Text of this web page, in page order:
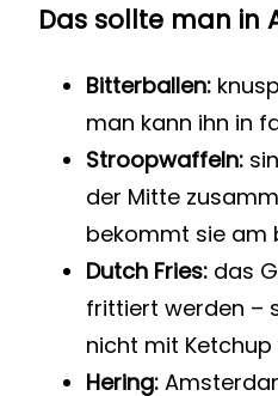
Das sollte man in
Bitterballen:
man kann ihn in
Stroopwaffeln:
der Mitte
bekommt sie am
Dutch Fries: das
frittiert werden –
nicht mit
Hering: